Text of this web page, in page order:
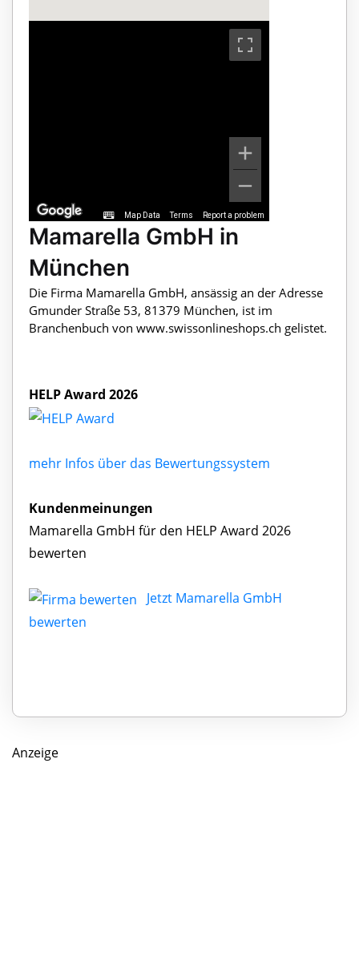
Map Data Terms Report a problem
Mamarella GmbH in
München
Die Firma Mamarella GmbH, ansässig an der Adresse
Gmunder Straße 53, 81379 München, ist im
Branchenbuch von www.swissonlineshops.ch gelistet.
HELP Award 2026
mehr Infos über das Bewertungssystem
Kundenmeinungen
Mamarella GmbH für den HELP Award 2026
bewerten
Jetzt Mamarella GmbH
bewerten
Anzeige